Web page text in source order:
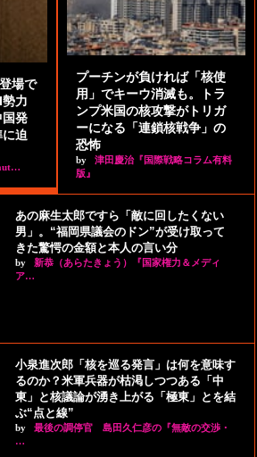
場で
力
国発
迫
プーチンが負ければ「核使
用」でキーウ消滅も。トラ
ンプ米国の核攻撃がトリガ
ーになる「連鎖核戦争」の
恐怖
by
津田慶治『国際戦略コラム有料
版』
あの麻生太郎ですら「敵に回したくない
男」。“福岡県議会のドン”が受け取って
きた驚愕の金額と本人の言い分
by
新恭（あらたきょう）『国家権力＆メディ
ア…
小泉進次郎「核を巡る発言」は何を意味す
るのか？米軍兵器が枯渇しつつある「中
東」と核議論が湧き上がる「極東」とを結
ぶ“点と線”
by
最後の調停官 島田久仁彦の『無敵の交渉・
…